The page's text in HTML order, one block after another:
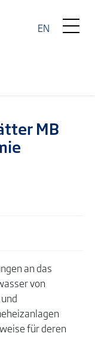
EN
MB
an das
von
für deren